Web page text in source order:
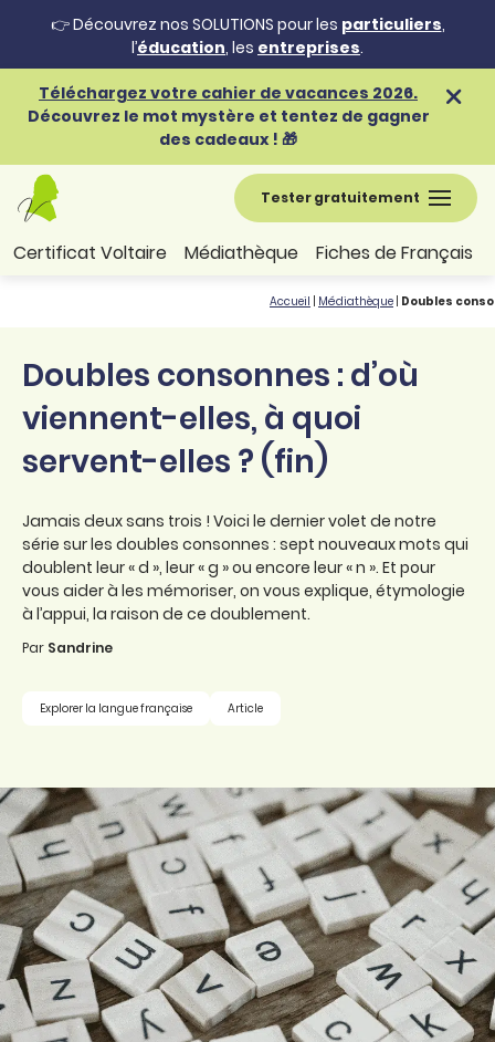
👉 Découvrez nos SOLUTIONS pour les particuliers,
l’éducation, les entreprises.
Téléchargez votre cahier de vacances 2026.
Découvrez le mot mystère et tentez de gagner
des cadeaux ! 🎁
Tester gratuitement
Certificat Voltaire Médiathèque Fiches de Français
Accueil Médiathèque Doubles
Doubles consonnes : d’où
viennent-elles, à quoi
servent-elles ? (fin)
Jamais deux sans trois ! Voici le dernier volet de notre
série sur les doubles consonnes : sept nouveaux mots qui
doublent leur « d », leur « g » ou encore leur « n ». Et pour
vous aider à les mémoriser, on vous explique, étymologie
à l’appui, la raison de ce doublement.
Par Sandrine
Explorer la langue française Article